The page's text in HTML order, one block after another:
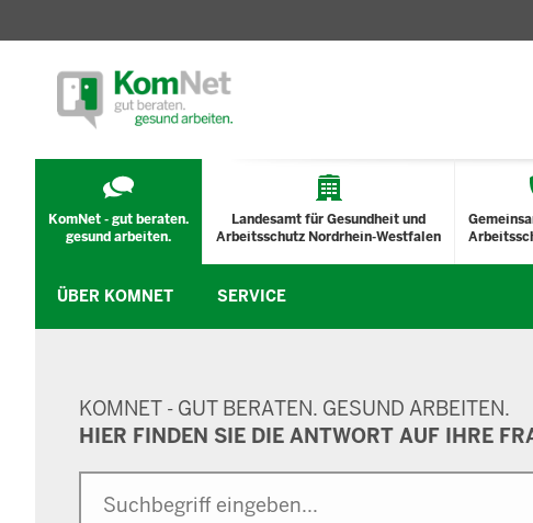
KomNet - gut beraten.
gesund arbeiten.
Landesamt für Gesundheit und
Arbeitsschutz Nordrhein-Westfalen
ÜBER KOMNET SERVICE
KOMNET - GUT BERATEN. GESUND ARBEITEN.
HIER FINDEN SIE DIE ANTWORT AUF IHRE